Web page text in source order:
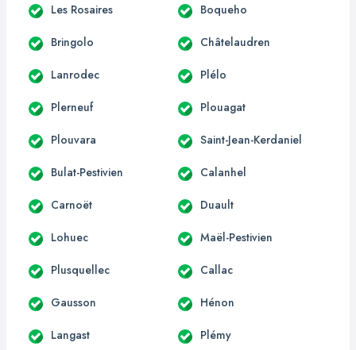
Les Rosaires Boqueho
Bringolo Châtelaudren
Lanrodec Plélo
Plerneuf Plouagat
Plouvara Saint-Jean-Kerdaniel
Bulat-Pestivien Calanhel
Carnoët Duault
Lohuec Maël-Pestivien
Plusquellec Callac
Gausson Hénon
Langast Plémy